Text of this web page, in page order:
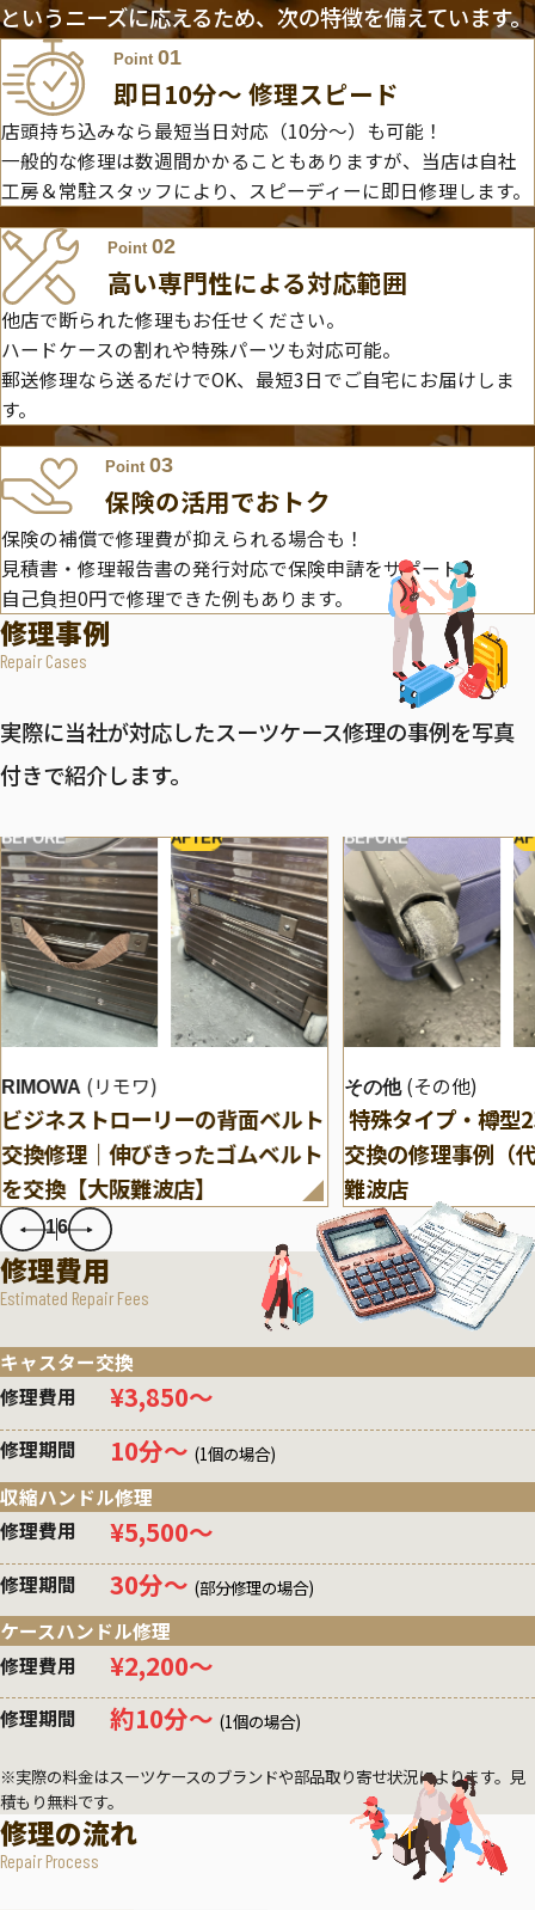
というニーズに応えるため、次の特徴を備えています。
Point 01
即日10分〜 修理スピード
店頭持ち込みなら最短当日対応（10分～）も可能！
一般的な修理は数週間かかることもありますが、当店は自社
工房＆常駐スタッフにより、スピーディーに即日修理します。
Point02
高い専門性による対応範囲
他店で断られた修理もお任せください。
ハードケースの割れや特殊パーツも対応可能。
郵送修理なら送るだけでOK、最短3日でご自宅にお届けしま
す。
Point 03
保険の活用でおトク
保険の補償で修理費が抑えられる場合も！
見積書・修理報告書の発行対応で保険申請をサポート。
自己負担0円で修理できた例もあります。
修理事例
Repair Cases
実際に当社が対応したスーツケース修理の事例を写真
付きで紹介します。
BEFORE AFTER
RIMOWA (リモワ)
ビジネストローリーの背面ベルト
交換修理｜伸びきったゴムベルト
を交換【大阪難波店】
BEFORE
その他 (その他)
特殊タイプ・樽型
交換の修理事例（
難波店
16
修理費用
Estimated Repair Fees
キャスター交換
修理費用
¥3,850〜
修理期間 10分〜 (1個の場合)
収縮ハンドル修理
修理費用
¥5,500〜
修理期間 30分〜 (部分修理の場合)
ケースハンドル修理
修理費用
¥2,200〜
修理期間 約10分〜 (1個の場合)
※実際の料金はスーツケースのブランドや部品取り寄せ状況によります。見
積もり無料です。
修理の流れ
Repair Process